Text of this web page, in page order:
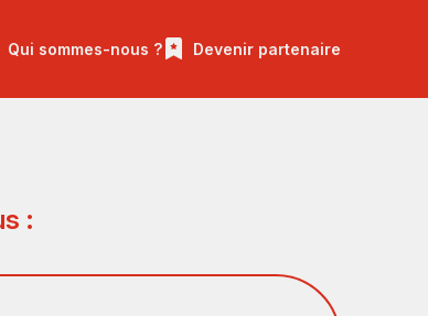
Qui sommes-nous ? Devenir partenaire
: